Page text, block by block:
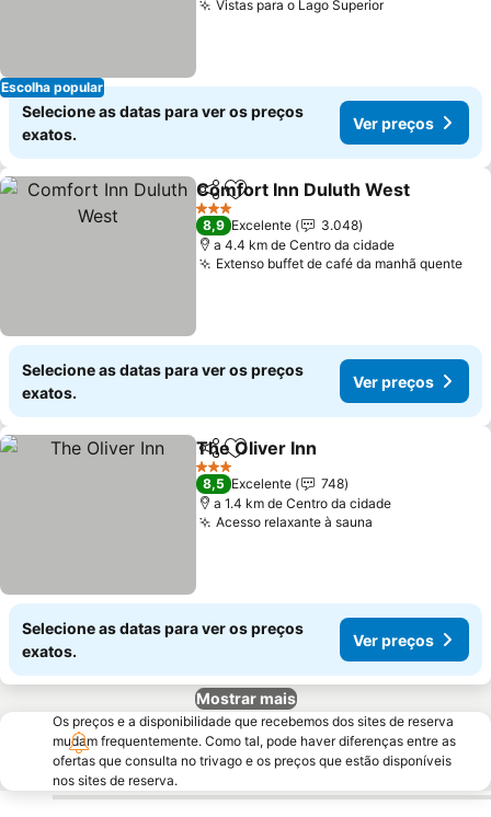
Escolha popular
Vistas para o Lago Superior
Selecione as datas para ver os preços
exatos.
Ver preços
PartilharAdicionar aos favoritos
Comfort Inn Duluth West
3 Estrelas
8,9 Excelente
3.048
a 4.4 km de Centro da cidade
Extenso buffet de café da manhã quente
Selecione as datas para ver os preços
exatos.
Ver preços
PartilharAdicionar aos favoritos
The Oliver Inn
3 Estrelas
8,5 Excelente
748
a 1.4 km de Centro da cidade
Acesso relaxante à sauna
Selecione as datas para ver os preços
exatos.
Ver preços
Mostrar mais
Os preços e a disponibilidade que recebemos dos sites de reserva
mudam frequentemente. Como tal, pode haver diferenças entre as
ofertas que consulta no trivago e os preços que estão disponíveis
nos sites de reserva.